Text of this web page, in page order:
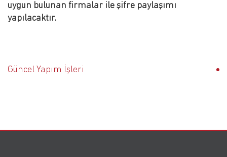
uygun bulunan firmalar ile şifre paylaşımı
yapılacaktır.
Güncel Yapım İşleri